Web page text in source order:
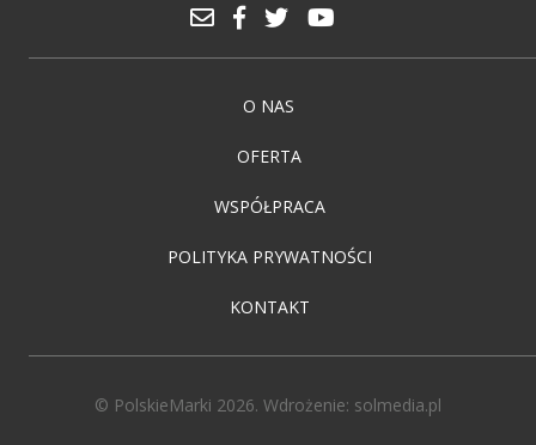
O NAS
OFERTA
WSPÓŁPRACA
POLITYKA PRYWATNOŚCI
KONTAKT
© PolskieMarki 2026. Wdrożenie: solmedia.pl